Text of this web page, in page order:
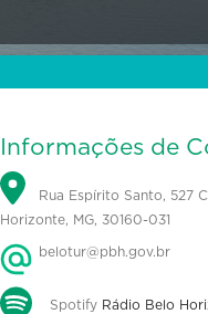
Informações de
Rua Espírito Santo, 527
Horizonte, MG, 30160-031
belotur@pbh.gov.br
Spotify Rádio Belo